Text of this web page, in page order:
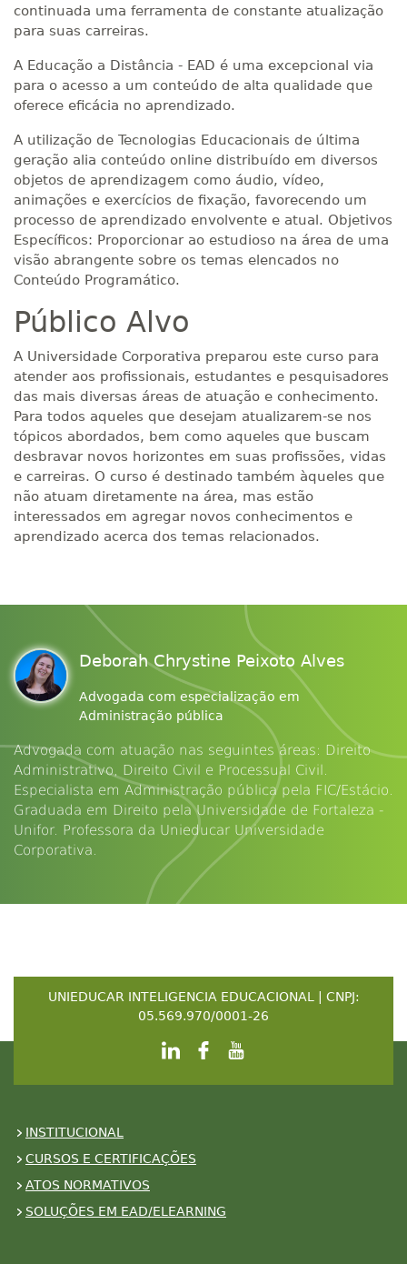
continuada uma ferramenta de constante atualização
para suas carreiras.
A Educação a Distância - EAD é uma excepcional via
para o acesso a um conteúdo de alta qualidade que
oferece eficácia no aprendizado.
A utilização de Tecnologias Educacionais de última
geração alia conteúdo online distribuído em diversos
objetos de aprendizagem como áudio, vídeo,
animações e exercícios de fixação, favorecendo um
processo de aprendizado envolvente e atual. Objetivos
Específicos: Proporcionar ao estudioso na área de uma
visão abrangente sobre os temas elencados no
Conteúdo Programático.
Público Alvo
A Universidade Corporativa preparou este curso para
atender aos profissionais, estudantes e pesquisadores
das mais diversas áreas de atuação e conhecimento.
Para todos aqueles que desejam atualizarem-se nos
tópicos abordados, bem como aqueles que buscam
desbravar novos horizontes em suas profissões, vidas
e carreiras. O curso é destinado também àqueles que
não atuam diretamente na área, mas estão
interessados em agregar novos conhecimentos e
aprendizado acerca dos temas relacionados.
Deborah Chrystine Peixoto Alves
Advogada com especialização em
Administração pública
Advogada com atuação nas seguintes áreas: Direito
Administrativo, Direito Civil e Processual Civil.
Especialista em Administração pública pela FIC/Estácio.
Graduada em Direito pela Universidade de Fortaleza -
Unifor. Professora da Unieducar Universidade
Corporativa.
UNIEDUCAR INTELIGENCIA EDUCACIONAL | CNPJ:
05.569.970/0001-26
INSTITUCIONAL
CURSOS E CERTIFICAÇÕES
ATOS NORMATIVOS
SOLUÇÕES EM EAD/ELEARNING